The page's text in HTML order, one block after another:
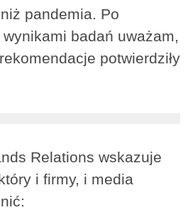
pandemia. Po
badań uważam,
potwierdziły
Relations wskazuje
i firmy, i media